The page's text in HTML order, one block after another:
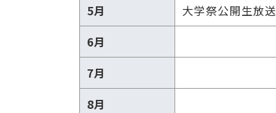
5月
大学祭公開生放送
6月
7月
8月